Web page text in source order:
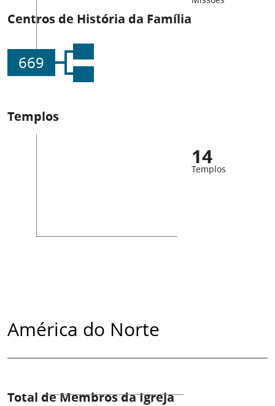
Centros de História da Família
669
Templos
14
Templos
América do Norte
Total de Membros da Igreja